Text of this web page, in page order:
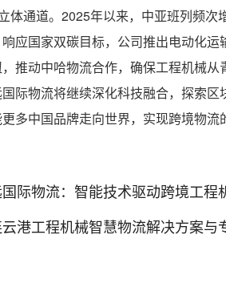
体通道。2025年以来，中亚班列频
应国家双碳目标，公司推出电动化
推动中哈物流合作，确保工程机械从
际物流将继续深化科技融合，探索
多中国品牌走向世界，实现跨境物流的
际物流：智能技术驱动跨境工程机
港工程机械智慧物流解决方案与